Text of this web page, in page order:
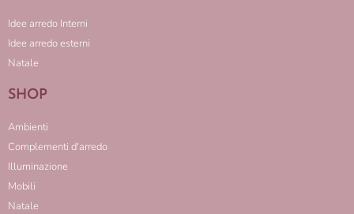
Idee arredo Interni
Idee arredo esterni
Natale
SHOP
Ambienti
Complementi d'arredo
Illuminazione
Mobili
Natale